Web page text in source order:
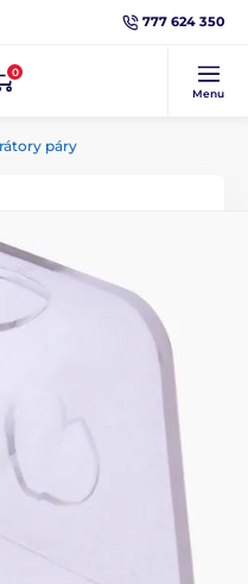
777 624 350
0
Menu
páry